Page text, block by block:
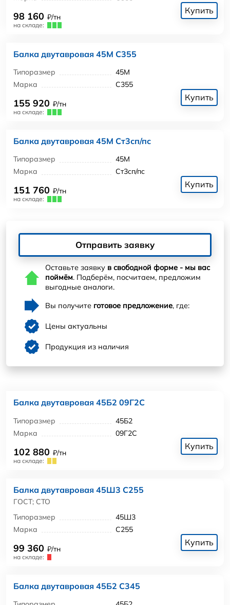
98 160 ₽/тн
на складе:
Купить
Балка двутавровая 45М С355
Типоразмер
45М
Марка
С355
155 920 ₽/тн
на складе:
Купить
Балка двутавровая 45М Ст3сп/пс
Типоразмер
45М
Марка
Ст3сп/пс
151 760 ₽/тн
на складе:
Купить
Отправить заявку
Оставьте заявку в свободной форме - мы вас
поймём. Подберём, посчитаем, предложим
выгодные аналоги.
Вы получите готовое предложение, где:
Цены актуальны
Продукция из наличия
Балка двутавровая 45Б2 09Г2С
Типоразмер
45Б2
Марка
09Г2С
102 880 ₽/тн
на складе:
Купить
Балка двутавровая 45Ш3 С255
ГОСТ; СТО
Типоразмер
45Ш3
Марка
С255
99 360 ₽/тн
на складе:
Купить
Балка двутавровая 45Б2 С345